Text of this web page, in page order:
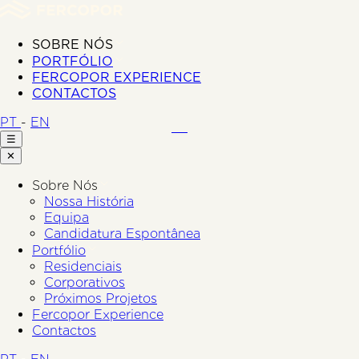
SOBRE NÓS
PORTFÓLIO
FERCOPOR EXPERIENCE
CONTACTOS
PT - EN
☰
✕
Sobre Nós
Nossa História
Equipa
Candidatura Espontânea
Portfólio
Residenciais
Corporativos
Próximos Projetos
Fercopor Experience
Contactos